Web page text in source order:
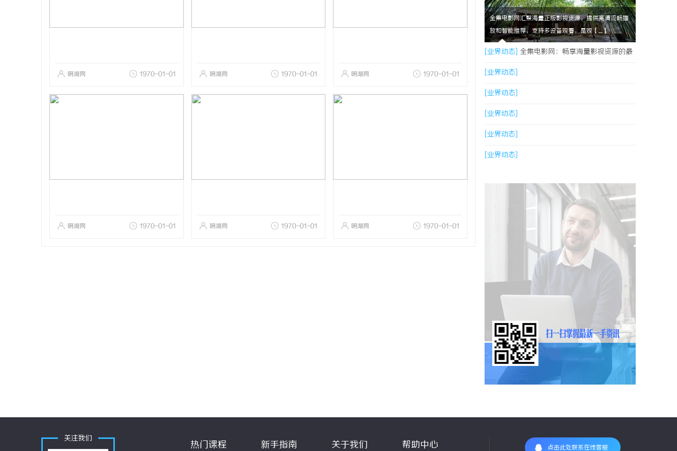
明湖网 1970-01-01 明湖网 1970-01-01 明湖网 1970-01-01
明湖网 1970-01-01 明湖网 1970-01-01 明湖网 1970-01-01
全集电影网汇聚海量正版影视资源，提供高清流畅播
放和智能推荐，支持多设备观看，是观【....】
[业界动态] 全集电影网：畅享海量影视资源的最
佳选择
[业界动态]
[业界动态]
[业界动态]
[业界动态]
[业界动态]
关注我们
热门课程 新手指南 关于我们 帮助中心 点击此处联系在线客服